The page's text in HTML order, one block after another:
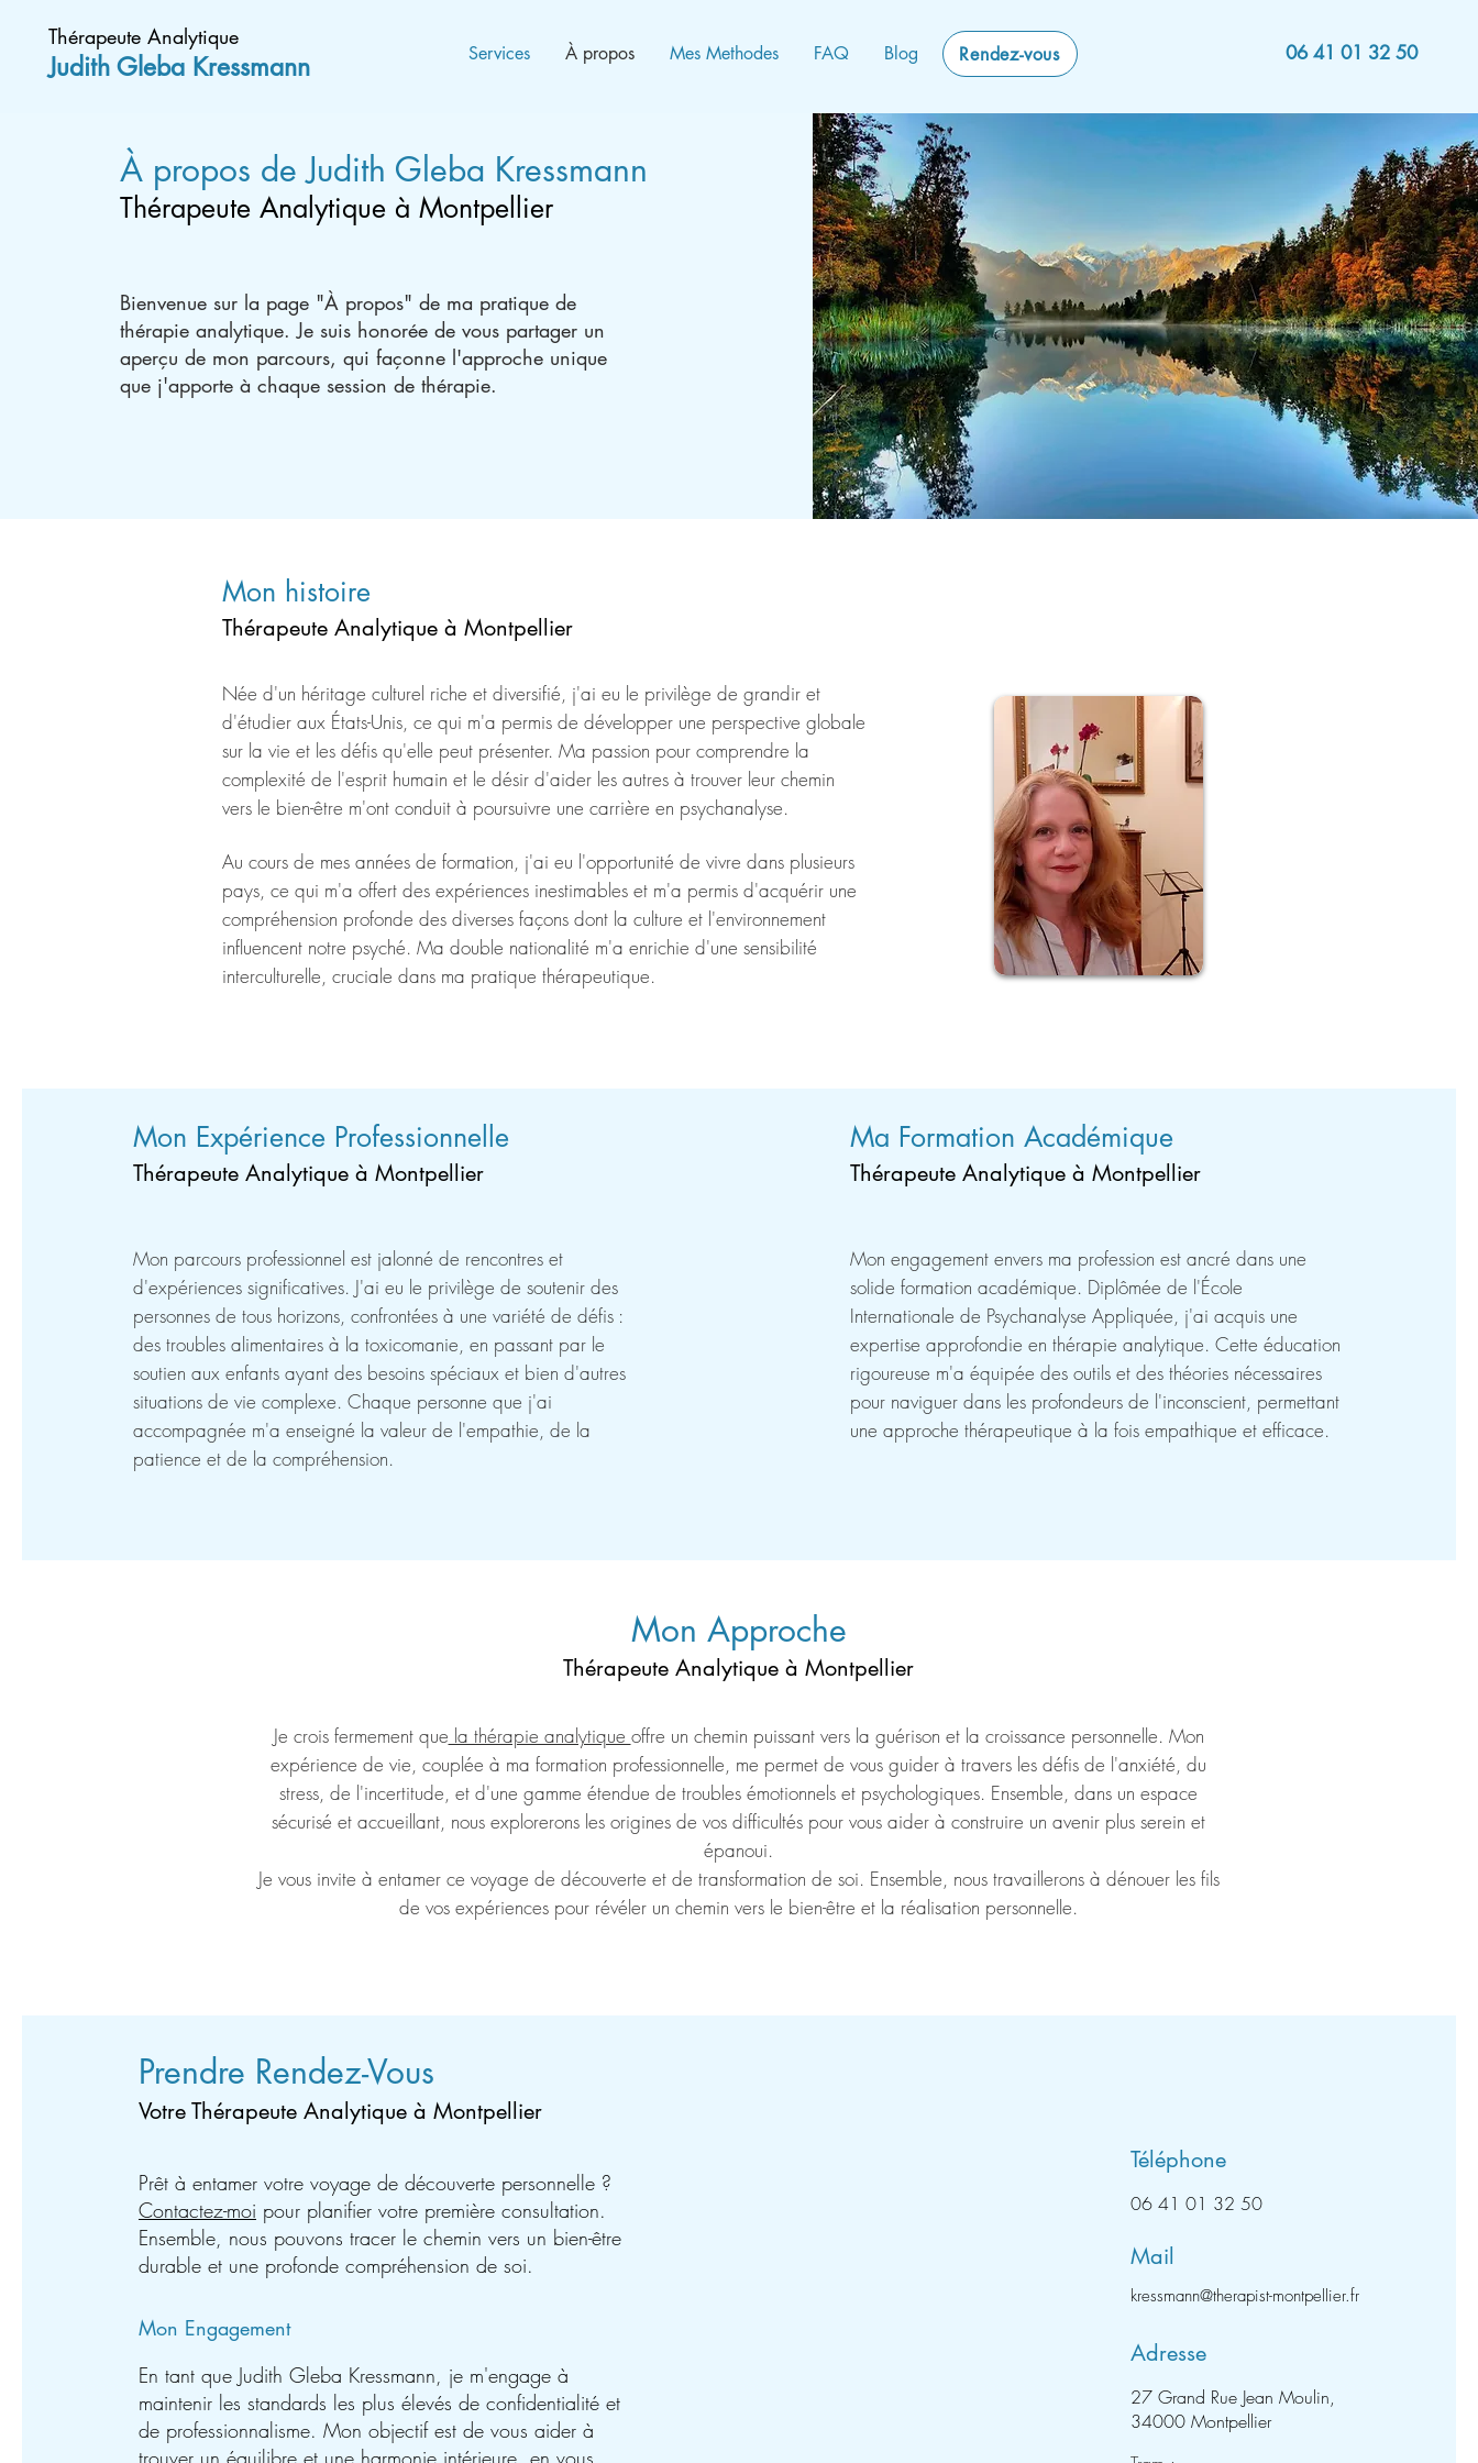
Thérapeute Analytique
Judith Gleba Kressmann Services À propos Mes Methodes FAQ Blog Rendez-vous 06 41 01 32 50
À propos de Judith Gleba Kressmann
Thérapeute Analytique à Montpellier
Bienvenue sur la page "À propos" de ma pratique de
thérapie analytique. Je suis honorée de vous partager un
aperçu de mon parcours, qui façonne l'approche unique
que j'apporte à chaque session de thérapie.
Mon histoire
Thérapeute Analytique à Montpellier
Née d'un héritage culturel riche et diversifié, j'ai eu le privilège de grandir et
d'étudier aux États-Unis, ce qui m'a permis de développer une perspective globale
sur la vie et les défis qu'elle peut présenter. Ma passion pour comprendre la
complexité de l'esprit humain et le désir d'aider les autres à trouver leur chemin
vers le bien-être m'ont conduit à poursuivre une carrière en psychanalyse.
Au cours de mes années de formation, j'ai eu l'opportunité de vivre dans plusieurs
pays, ce qui m'a offert des expériences inestimables et m'a permis d'acquérir une
compréhension profonde des diverses façons dont la culture et l'environnement
influencent notre psyché. Ma double nationalité m'a enrichie d'une sensibilité
interculturelle, cruciale dans ma pratique thérapeutique.
Mon Expérience Professionnelle
Thérapeute Analytique à Montpellier
Mon parcours professionnel est jalonné de rencontres et
d'expériences significatives. J'ai eu le privilège de soutenir des
personnes de tous horizons, confrontées à une variété de défis :
des troubles alimentaires à la toxicomanie, en passant par le
soutien aux enfants ayant des besoins spéciaux et bien d'autres
situations de vie complexe. Chaque personne que j'ai
accompagnée m'a enseigné la valeur de l'empathie, de la
patience et de la compréhension.
Ma Formation Académique
Thérapeute Analytique à Montpellier
Mon engagement envers ma profession est ancré dans une
solide formation académique. Diplômée de l'École
Internationale de Psychanalyse Appliquée, j'ai acquis une
expertise approfondie en thérapie analytique. Cette éducation
rigoureuse m'a équipée des outils et des théories nécessaires
pour naviguer dans les profondeurs de l'inconscient, permettant
une approche thérapeutique à la fois empathique et efficace.
Mon Approche
Thérapeute Analytique à Montpellier
Je crois fermement que la thérapie analytique offre un chemin puissant vers la guérison et la croissance personnelle. Mon
expérience de vie, couplée à ma formation professionnelle, me permet de vous guider à travers les défis de l'anxiété, du
stress, de l'incertitude, et d'une gamme étendue de troubles émotionnels et psychologiques. Ensemble, dans un espace
sécurisé et accueillant, nous explorerons les origines de vos difficultés pour vous aider à construire un avenir plus serein et
épanoui.
Je vous invite à entamer ce voyage de découverte et de transformation de soi. Ensemble, nous travaillerons à dénouer les fils
de vos expériences pour révéler un chemin vers le bien-être et la réalisation personnelle.
Prendre Rendez-Vous
Votre Thérapeute Analytique à Montpellier
Prêt à entamer votre voyage de découverte personnelle ?
Contactez-moi pour planifier votre première consultation.
Ensemble, nous pouvons tracer le chemin vers un bien-être
durable et une profonde compréhension de soi.
Mon Engagement
En tant que Judith Gleba Kressmann, je m'engage à
maintenir les standards les plus élevés de confidentialité et
de professionnalisme. Mon objectif est de vous aider à
trouver un équilibre et une harmonie intérieure, en vous
Téléphone
06 41 01 32 50
Mail
kressmann@therapist-montpellier.fr
Adresse
27 Grand Rue Jean Moulin,
34000 Montpellier